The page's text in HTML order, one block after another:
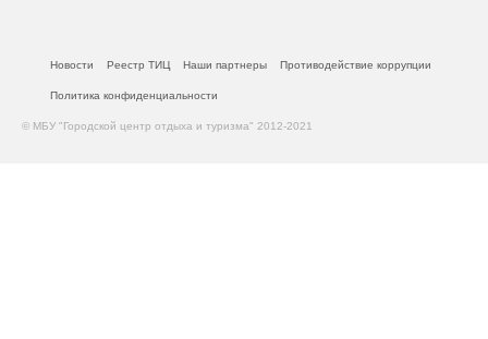
Новости Реестр ТИЦ Наши партнеры Противодействие коррупции
Политика конфиденциальности
© МБУ "Городской центр отдыха и туризма" 2012-2021